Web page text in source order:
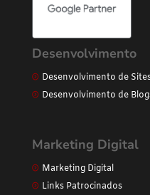
Desenvolvimento
Desenvolvimento de
Desenvolvimento de
Marketing Digital
Marketing Digital
Links Patrocinados